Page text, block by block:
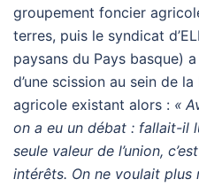
groupement foncier
terres, puis le syndicat d’
paysans du Pays basque)
d’une scission au sein de la
agricole existant alors : «
on a eu un débat : fallait-il
seule valeur de l’union,
intérêts. On ne voulait plus